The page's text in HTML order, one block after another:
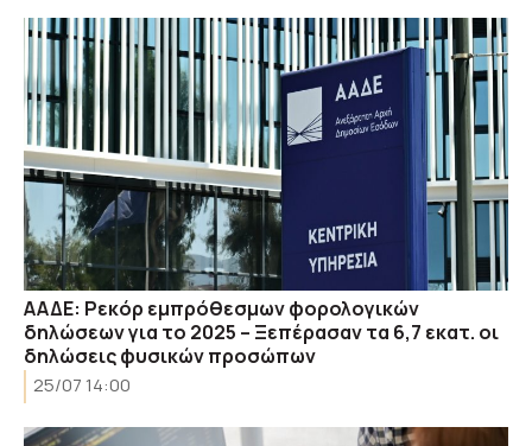
ΑΑΔΕ: Ρεκόρ εμπρόθεσμων φορολογικών
δηλώσεων για το 2025 – Ξεπέρασαν τα 6,7 εκατ. οι
δηλώσεις φυσικών προσώπων
25/07 14:00